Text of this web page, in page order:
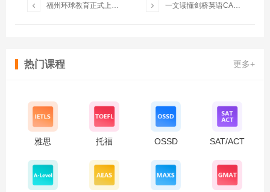
 福州环球教育正式上线 2026 雅思全新课程体系  一文读懂剑桥英语CAE考试，原来含金量这么高！
热门课程 更多+
雅思 托福 OSSD SAT/ACT